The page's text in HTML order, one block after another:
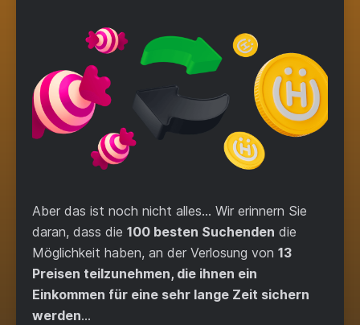
Aber das ist noch nicht alles... Wir erinnern Sie
daran, dass die 100 besten Suchenden die
Möglichkeit haben, an der Verlosung von 13
Preisen teilzunehmen, die ihnen ein
Einkommen für eine sehr lange Zeit sichern
werden...